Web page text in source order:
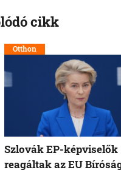
cikk
Otthon
Szlovák EP-képviselők
reagáltak az EU